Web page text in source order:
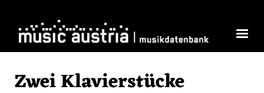
Zwei Klavierstücke